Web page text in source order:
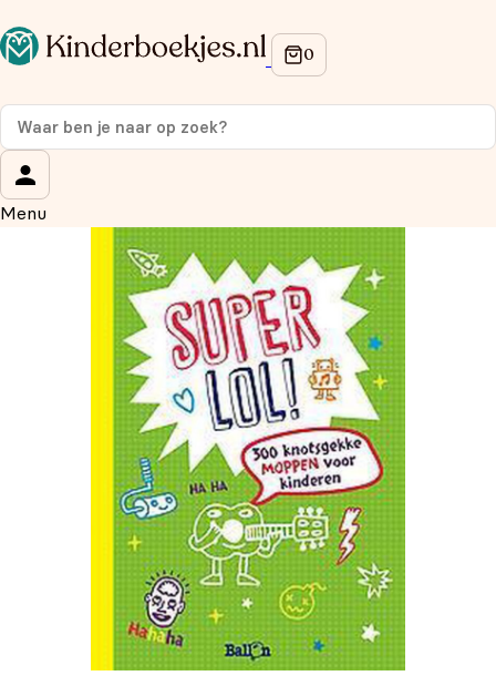
Menu
Op de hoogte blijven van onze acties?
Meld je aan voor onze nieuwsbrief en ontvang
korting
Wat is je voornaam?
Wat is je e-mailadres?*
Aanmelden
We gebruiken je gegevens om contact op te nemen, in
overeenstemming met onsprivacybeleid.